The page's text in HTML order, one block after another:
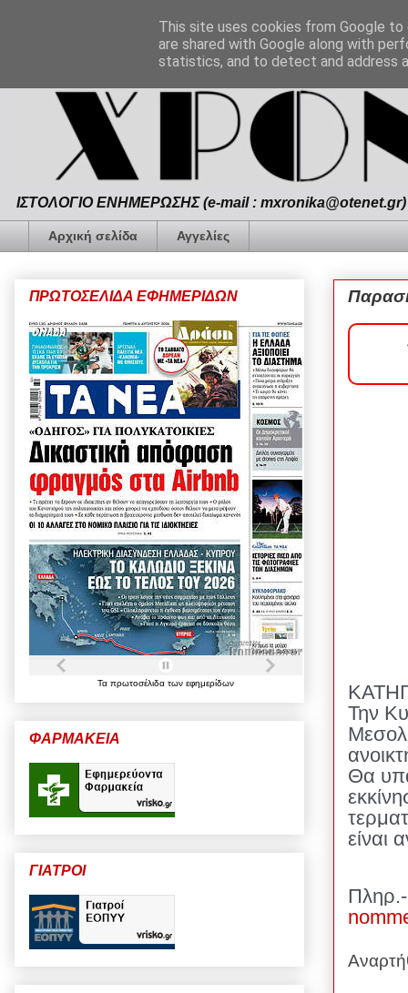
ΙΣΤΟΛΟΓΙΟ ΕΝΗΜΕΡΩΣΗΣ (e-mail :
Αρχική σελίδα Αγγελίες
Την
Θα
είναι
ΠΡΩΤΟΣΕΛΙΔΑ ΕΦΗΜΕΡΙΔΩΝ
Τα πρωτοσέλιδα των εφημερίδων
ΦΑΡΜΑΚΕΙΑ
ΓΙΑΤΡΟΙ
This site uses cookies from Google
are shared with Google along with
statistics, and to detect and address